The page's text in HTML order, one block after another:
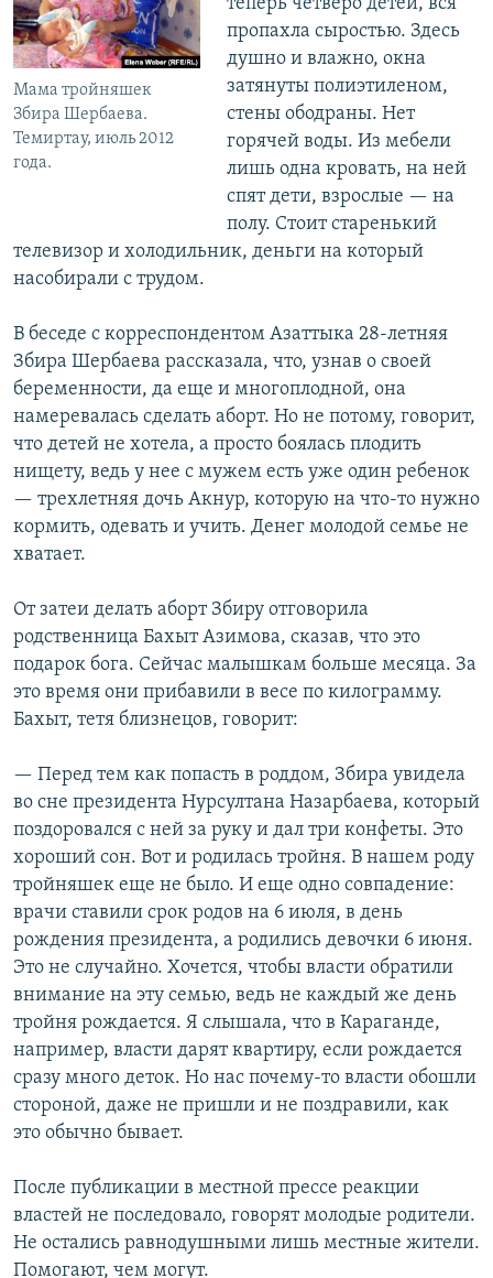
Мама тройняшек
Збира Шербаева.
Темиртау, июль 2012
года.
теперь четверо детей, вся
пропахла сыростью. Здесь
душно и влажно, окна
затянуты полиэтиленом,
стены ободраны. Нет
горячей воды. Из мебели
лишь одна кровать, на ней
спят дети, взрослые — на
полу. Стоит старенький
телевизор и холодильник, деньги на который
насобирали с трудом.
В беседе с корреспондентом Азаттыка 28-летняя
Збира Шербаева рассказала, что, узнав о своей
беременности, да еще и многоплодной, она
намеревалась сделать аборт. Но не потому, говорит,
что детей не хотела, а просто боялась плодить
нищету, ведь у нее с мужем есть уже один ребенок
— трехлетняя дочь Акнур, которую на что-то нужно
кормить, одевать и учить. Денег молодой семье не
хватает.
От затеи делать аборт Збиру отговорила
родственница Бахыт Азимова, сказав, что это
подарок бога. Сейчас малышкам больше месяца. За
это время они прибавили в весе по килограмму.
Бахыт, тетя близнецов, говорит:
— Перед тем как попасть в роддом, Збира увидела
во сне президента Нурсултана Назарбаева, который
поздоровался с ней за руку и дал три конфеты. Это
хороший сон. Вот и родилась тройня. В нашем роду
тройняшек еще не было. И еще одно совпадение:
врачи ставили срок родов на 6 июля, в день
рождения президента, а родились девочки 6 июня.
Это не случайно. Хочется, чтобы власти обратили
внимание на эту семью, ведь не каждый же день
тройня рождается. Я слышала, что в Караганде,
например, власти дарят квартиру, если рождается
сразу много деток. Но нас почему-то власти обошли
стороной, даже не пришли и не поздравили, как
это обычно бывает.
После публикации в местной прессе реакции
властей не последовало, говорят молодые родители.
Не остались равнодушными лишь местные жители.
Помогают, чем могут.